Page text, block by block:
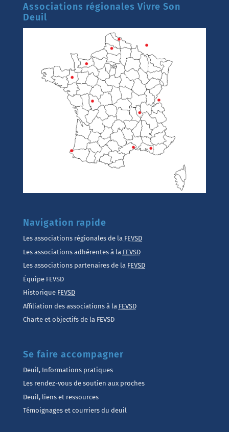
Associations régionales Vivre Son
Deuil
Navigation rapide
Les associations régionales de la FEVSD
Les associations adhérentes à la FEVSD
Les associations partenaires de la FEVSD
Équipe FEVSD
Historique FEVSD
Affiliation des associations à la FEVSD
Charte et objectifs de la FEVSD
Se faire accompagner
Deuil, Informations pratiques
Les rendez-vous de soutien aux proches
Deuil, liens et ressources
Témoignages et courriers du deuil